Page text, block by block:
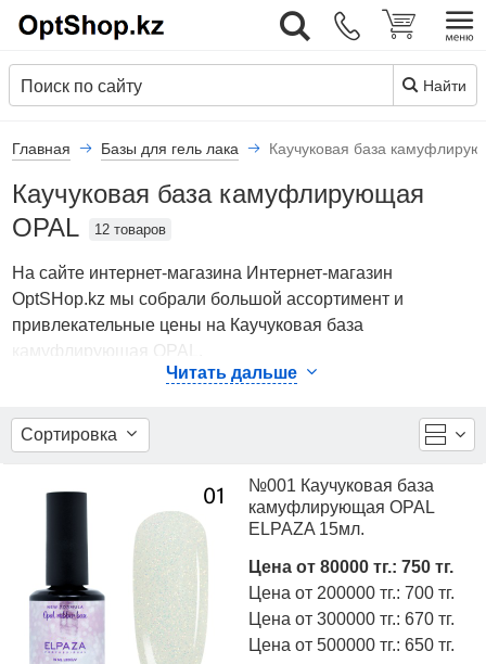
Найти
Главная Базы для гель лака Каучуковая база
Каучуковая база камуфлирующая
OPAL
12 товаров
На сайте интернет-магазина Интернет-магазин
OptSHop.kz мы собрали большой ассортимент и
привлекательные цены на Каучуковая база
камуфлирующая OPAL.
В каталоге представлены Базы для гель лака
- Каучуковая база камуфлирующая OPAL от ведущих
мировых производителей. Вы можете ознакомиться с
покупателей, техническими характеристиками, а также
сравнить понравившиеся модели и выбрать лучшую
стоимость.
Для того чтобы купить Каучуковая база камуфлирующая
OPAL, достаточно оформить заявку на сайте или
связаться с консультантом в режиме on-line.
Читать дальше
Сортировка
№001 Каучуковая база
камуфлирующая OPAL
ELPAZA 15мл.
Цена от 80000 тг.: 750 тг.
Цена от 200000 тг.: 700 тг.
Цена от 300000 тг.: 670 тг.
Цена от 500000 тг.: 650 тг.